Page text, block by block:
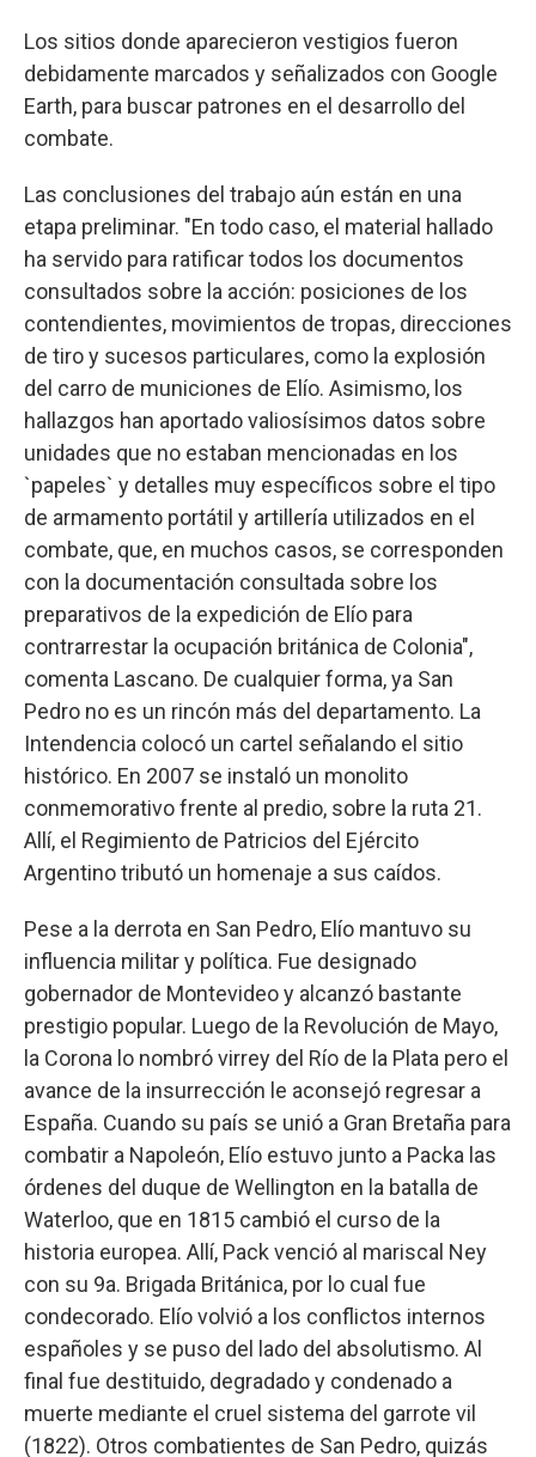
Los sitios donde aparecieron vestigios fueron
debidamente marcados y señalizados con Google
Earth, para buscar patrones en el desarrollo del
combate.
Las conclusiones del trabajo aún están en una
etapa preliminar. "En todo caso, el material hallado
ha servido para ratificar todos los documentos
consultados sobre la acción: posiciones de los
contendientes, movimientos de tropas, direcciones
de tiro y sucesos particulares, como la explosión
del carro de municiones de Elío. Asimismo, los
hallazgos han aportado valiosísimos datos sobre
unidades que no estaban mencionadas en los
`papeles` y detalles muy específicos sobre el tipo
de armamento portátil y artillería utilizados en el
combate, que, en muchos casos, se corresponden
con la documentación consultada sobre los
preparativos de la expedición de Elío para
contrarrestar la ocupación británica de Colonia",
comenta Lascano. De cualquier forma, ya San
Pedro no es un rincón más del departamento. La
Intendencia colocó un cartel señalando el sitio
histórico. En 2007 se instaló un monolito
conmemorativo frente al predio, sobre la ruta 21.
Allí, el Regimiento de Patricios del Ejército
Argentino tributó un homenaje a sus caídos.
Pese a la derrota en San Pedro, Elío mantuvo su
influencia militar y política. Fue designado
gobernador de Montevideo y alcanzó bastante
prestigio popular. Luego de la Revolución de Mayo,
la Corona lo nombró virrey del Río de la Plata pero el
avance de la insurrección le aconsejó regresar a
España. Cuando su país se unió a Gran Bretaña para
combatir a Napoleón, Elío estuvo junto a Packa las
órdenes del duque de Wellington en la batalla de
Waterloo, que en 1815 cambió el curso de la
historia europea. Allí, Pack venció al mariscal Ney
con su 9a. Brigada Británica, por lo cual fue
condecorado. Elío volvió a los conflictos internos
españoles y se puso del lado del absolutismo. Al
final fue destituido, degradado y condenado a
muerte mediante el cruel sistema del garrote vil
(1822). Otros combatientes de San Pedro, quizás